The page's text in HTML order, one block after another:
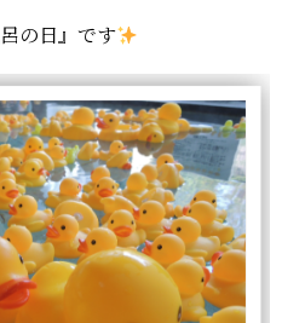
の日』です